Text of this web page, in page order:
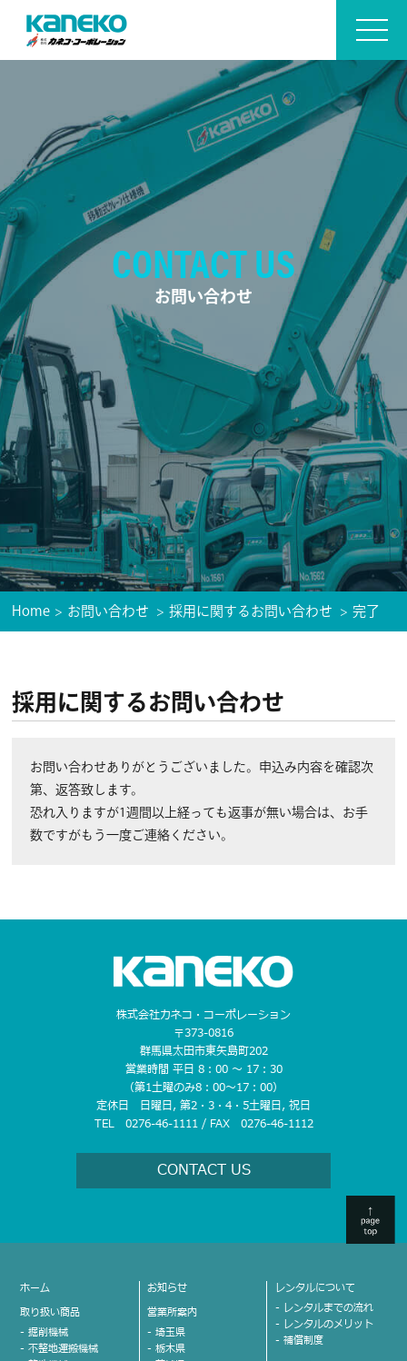
CONTACT US
お問い合わせ
Home お問い合わせ 採用に関するお問い合わせ 完了
採用に関するお問い合わせ
お問い合わせありがとうございました。申込み内容を確認次
第、返答致します。
恐れ入りますが1週間以上経っても返事が無い場合は、お手
数ですがもう一度ご連絡ください。
株式会社カネコ・コーポレーション
〒373-0816
群馬県太田市東矢島町202
営業時間 平日 8：00 〜 17：30
（第1土曜のみ8：00〜17：00）
定休日 日曜日, 第2・3・4・5土曜日, 祝日
TEL 0276-46-1111 / FAX 0276-46-1112
CONTACT US
ホーム
取り扱い商品
- 掘削機械
- 不整地運搬機械
お知らせ
営業所案内
- 埼玉県
- 栃木県
レンタルについて
- レンタルまでの流れ
- レンタルのメリット
- 補償制度